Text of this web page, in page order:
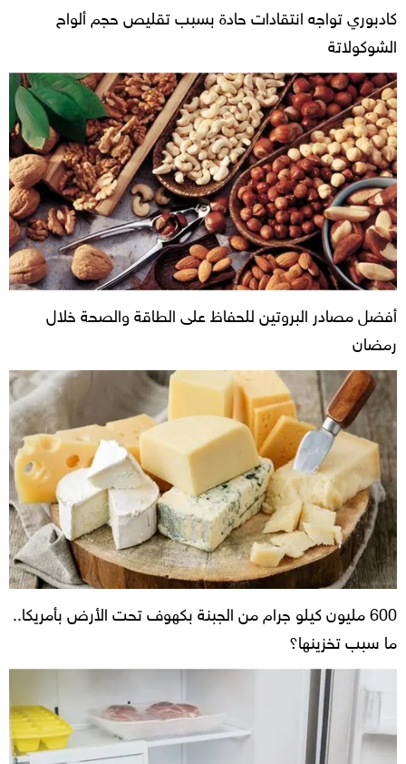
كادبوري تواجه انتقادات حادة بسبب تقليص حجم ألواح
الشوكولاتة
أفضل مصادر البروتين للحفاظ على الطاقة والصحة خلال
رمضان
600 مليون كيلو جرام من الجبنة بكهوف تحت الأرض بأمريكا..
ما سبب تخزينها؟